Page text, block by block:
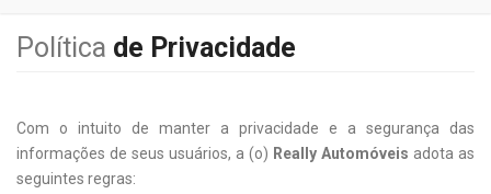
Política de Privacidade
Com o intuito de manter a privacidade e a segurança das
informações de seus usuários, a (o) Really Automóveis adota as
seguintes regras: